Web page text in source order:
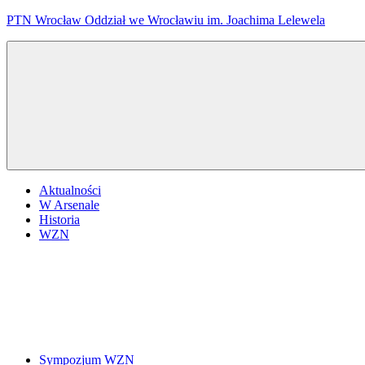
Przejdź
PTN Wrocław Oddział we Wrocławiu im. Joachima Lelewela
Aktualności
W Arsenale
Historia
WZN
Sympozjum WZN